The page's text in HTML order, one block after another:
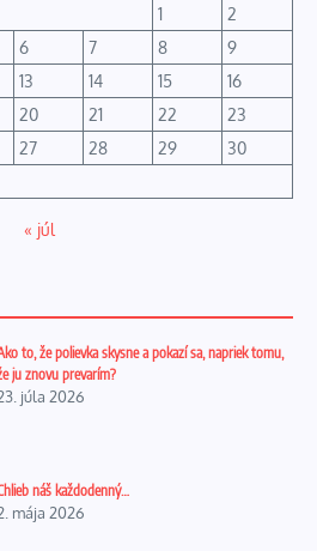
1
2
6 7 8
9
13 14 15
16
20 21 22
23
27 28 29
30
« júl
to, že polievka skysne a pokazí sa, napriek tomu,
ju znovu prevarím?
júla 2026
náš každodenný…
mája 2026